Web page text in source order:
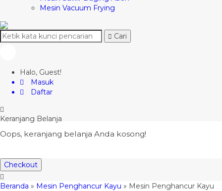
Mesin Vacuum Frying
Cari
Halo, Guest!
Masuk
Daftar
Keranjang Belanja
Oops, keranjang belanja Anda kosong!
Checkout
Beranda » Mesin Penghancur Kayu » Mesin Penghancur Kayu